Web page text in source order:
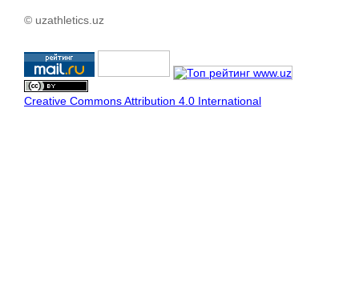
© uzathletics.uz
Creative Commons Attribution 4.0 International